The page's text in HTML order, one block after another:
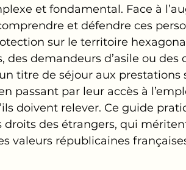
et fondamental. Face à
et défendre ces
sur le territoire
demandeurs d’asile ou
titre de séjour aux prestations
passant par leur accès à
doivent relever. Ce guide
droits des étrangers, qui
valeurs républicaines